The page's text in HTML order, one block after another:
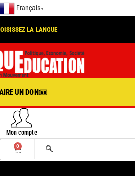
Français ▼
LA LANGUE
UN DON
Mon compte
0